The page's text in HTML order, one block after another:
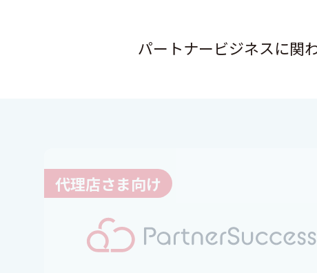
パートナービジネスに関
代理店さま向け